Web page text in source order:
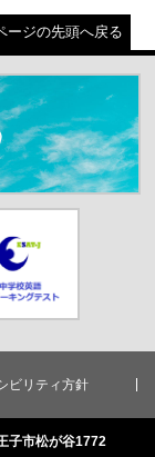
ージの先頭へ戻る
キングテ
（別ウイ
ウが開き
ビリティ方針
子市松が谷1772